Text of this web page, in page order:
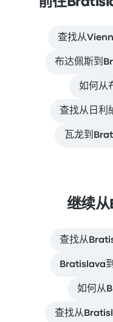
前往
查找从
布达佩斯到
如何从
查找从日利
瓦龙到
继续
查找从
Bratislava
如何从
查找从